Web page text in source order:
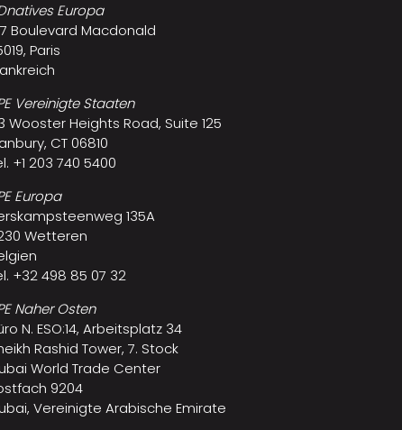
Europa
Boulevard Macdonald
Paris
Vereinigte Staaten
Wooster Heights Road, Suite 125
CT 06810
+1 203 740 5400
Europa
135A
Wetteren
+32 498 85 07 32
Naher Osten
N. ESO:14, Arbeitsplatz 34
Rashid Tower, 7. Stock
World Trade Center
9204
Vereinigte Arabische Emirate